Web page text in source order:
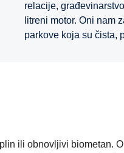
relacije,
litreni motor. Oni nam
parkove koja su čista,
ili obnovljivi biometan.